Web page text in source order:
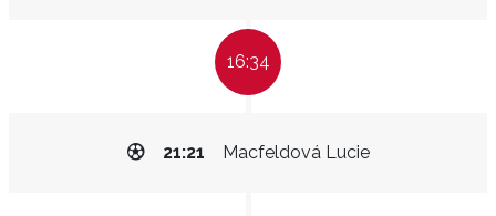
16:34
Macfeldová Lucie
21:21